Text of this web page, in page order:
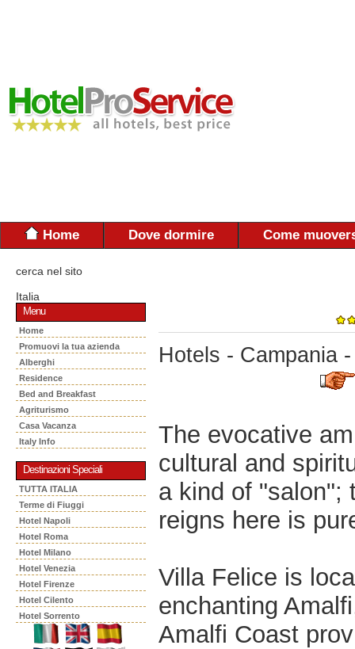
Home Dove dormire Come
cerca nel sito
Italia
Menu
Home
Promuovi la tua azienda
Alberghi
Residence
Bed and Breakfast
Agriturismo
Casa Vacanza
Italy Info
Destinazioni Speciali
TUTTA ITALIA
Terme di Fiuggi
Hotel Napoli
Hotel Roma
Hotel Milano
Hotel Venezia
Hotel Firenze
Hotel Cilento
Hotel Sorrento
Hotels - Campania
The evocative
cultural and
a kind of "salon";
reigns here is
Villa Felice is
enchanting
Amalfi Coast